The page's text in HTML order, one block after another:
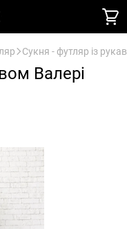
Сукня - футляр із
Валері